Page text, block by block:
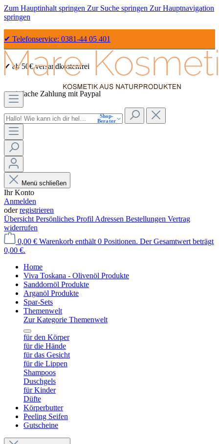
Zum Hauptinhalt springen Zur Suche springen Zur Hauptnavigation
springen
✔ Telefonservice: 0381-44 05 401
✔ ab 50€ versandkostenfrei
✔ einfache Zahlung mit Paypal
✔ Sicher Einkaufen dank SSL
Shop-
Berater
Menü schließen
Ihr Konto
Anmelden
oderregistrieren
Übersicht Persönliches Profil Adressen Bestellungen Vertrag
widerrufen
0,00 € Warenkorb enthält 0 Positionen. Der Gesamtwert beträgt
0,00 €.
Home
Viva Toskana - Olivenöl Produkte
Sanddornöl Produkte
Arganöl Produkte
Spar-Sets
Themenwelt
Zur Kategorie Themenwelt
für den Körper
für die Hände
für das Gesicht
für die Lippen
Shampoos
Duschgels
für Kinder
Düfte
Körperbutter
Peeling Seifen
Gutscheine